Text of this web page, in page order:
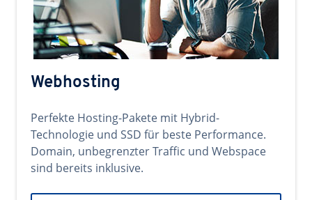
Webhosting
Perfekte Hosting-Pakete mit Hybrid-
Technologie und SSD für beste Performance.
Domain, unbegrenzter Traffic und Webspace
sind bereits inklusive.